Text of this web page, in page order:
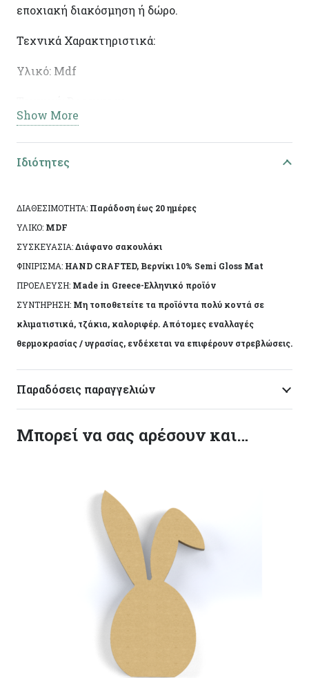
εποχιακή διακόσμηση ή δώρο.
Τεχνικά Χαρακτηριστικά:
Υλικό: Mdf
Ειδικά χαρακτηριστικά: Χειροποίητη κατασκευή,
Το αντικείμενο ενδέχεται να φέρει ελάχιστες
αποκλίσεις ανά προϊόν λόγω της χειροποίητης
κατασκευής του. Made in Greece, by Korres Craft
Show More
Ιδιότητες
ΔΙΑΘΕΣΙΜΟΤΗΤΑ: Παράδοση έως 20 ημέρες
ΥΛΙΚΟ: MDF
ΣΥΣΚΕΥΑΣΙΑ:Διάφανο σακουλάκι
ΦΙΝΙΡΙΣΜΑ: HAND CRAFTED, Βερνίκι 10% Semi Gloss Mat
ΠΡΟΕΛΕΥΣΗ: Made in Greece-Ελληνικό προϊόν
ΣΥΝΤΗΡΗΣΗ: Μη τοποθετείτε τα προϊόντα πολύ κοντά σε
κλιματιστικά, τζάκια, καλοριφέρ. Απότομες εναλλαγές
θερμοκρασίας / υγρασίας, ενδέχεται να επιφέρουν στρεβλώσεις.
Παραδόσεις παραγγελιών
Μπορεί να σας αρέσουν και…